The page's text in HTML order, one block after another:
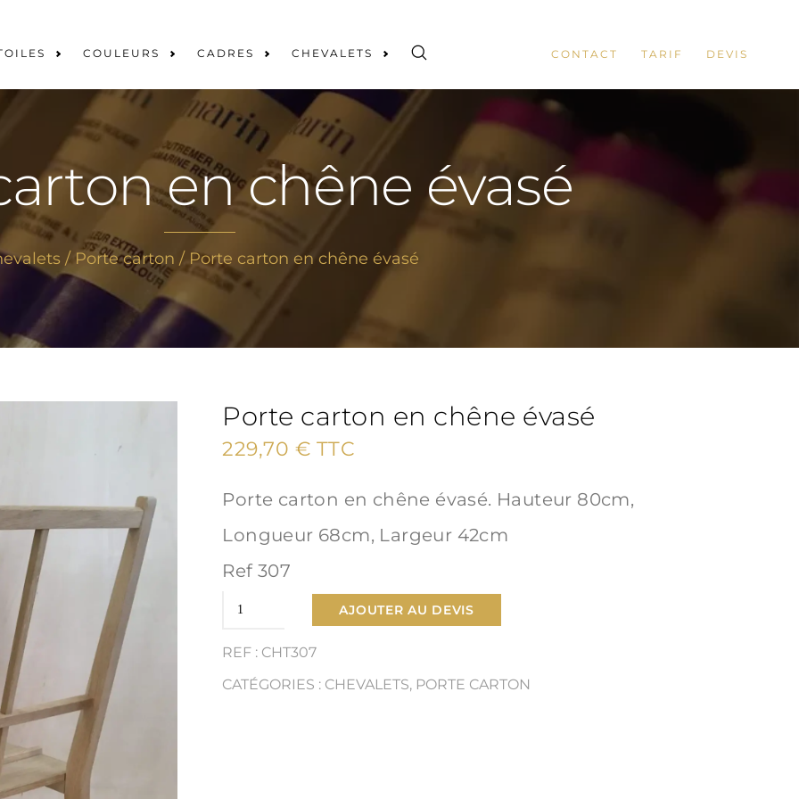
COULEURS CADRES CHEVALETS CONTACT TARIF DEVIS
en chêne évasé
/ Porte carton / Porte carton en chêne évasé
Porte carton en chêne évasé
229,70 € TTC
Porte carton en chêne évasé. Hauteur 80cm,
Longueur 68cm, Largeur 42cm
Ref 307
quantité
de
Porte
AJOUTER AU DEVIS
REF : CHT307
CATÉGORIES : CHEVALETS, PORTE CARTON